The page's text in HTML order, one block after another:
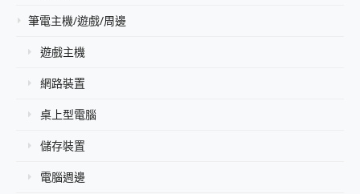
筆電主機/遊戲/周邊
遊戲主機
網路裝置
桌上型電腦
儲存裝置
電腦週邊